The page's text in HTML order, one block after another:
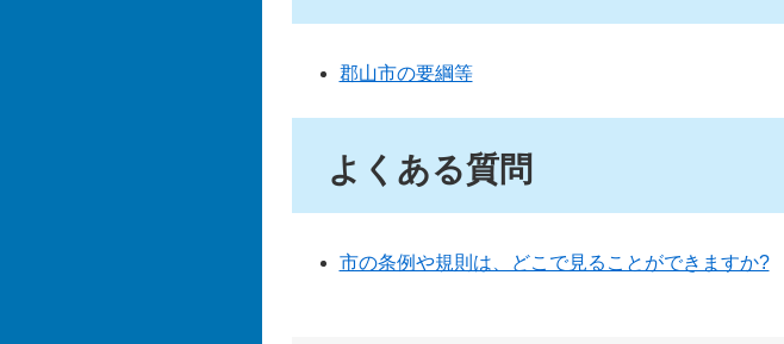
郡山市の要綱等
よくある質問
市の条例や規則は、どこで見ることができますか?